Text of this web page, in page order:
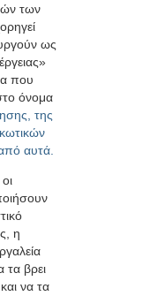
των
ως
που
όνομα
της
αυτά.
η
τα βρει
να τα